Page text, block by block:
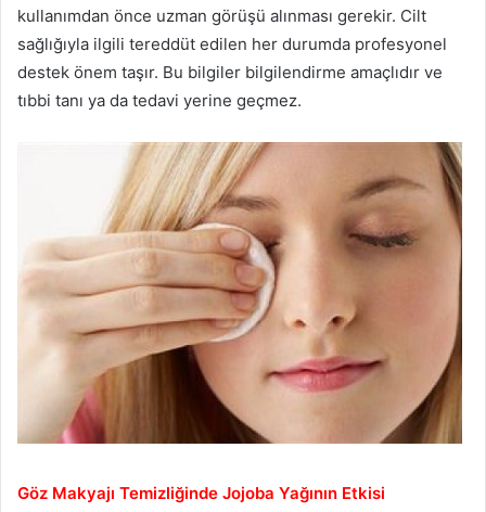
kullanımdan önce uzman görüşü alınması gerekir. Cilt
sağlığıyla ilgili tereddüt edilen her durumda profesyonel
destek önem taşır. Bu bilgiler bilgilendirme amaçlıdır ve
tıbbi tanı ya da tedavi yerine geçmez.
Göz Makyajı Temizliğinde Jojoba Yağının Etkisi